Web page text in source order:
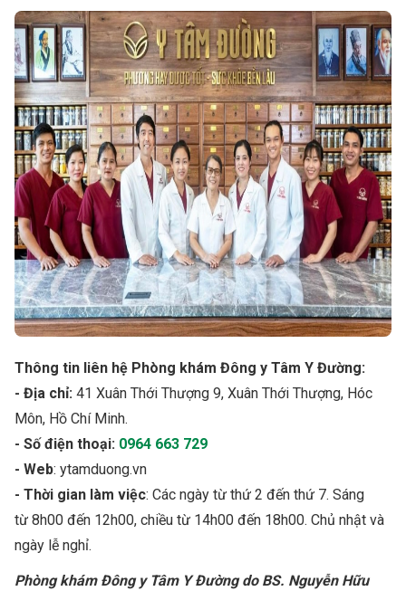
Thông tin liên hệ Phòng khám Đông y Tâm Y Đường:
- Địa chỉ: 41 Xuân Thới Thượng 9, Xuân Thới Thượng, Hóc
Môn, Hồ Chí Minh.
- Số điện thoại: 0964 663 729
- Web: ytamduong.vn
- Thời gian làm việc: Các ngày từ thứ 2 đến thứ 7. Sáng
từ 8h00 đến 12h00, chiều từ 14h00 đến 18h00. Chủ nhật và
ngày lễ nghỉ.
Phòng khám Đông y Tâm Y Đường do BS. Nguyễn Hữu